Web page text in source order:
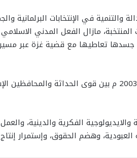
في الإنتخابات البرلمانية
مازال الفعل المدني
جسدها تعاطيها مع قضية غزة عبر
وقد يكون هذا مؤشرا إلى إمكانية إعادة نفس سيناريو 2003 م بين قوى
الفكرية والدينية،
وهضم الحقوق، وإستمرار